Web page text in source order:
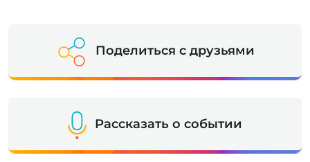
Поделиться с друзьями
Рассказать о событии